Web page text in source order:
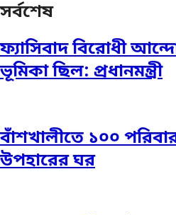
সর্বশেষ
ফ্যাসিবাদ বিরোধী
ভূমিকা ছিল: প্রধানমন্ত্রী
বাঁশখালীতে ১০০ পরিবার
উপহারের ঘর